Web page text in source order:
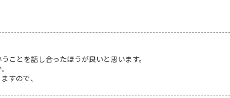
ことを話し合ったほうが良いと思います。
すので、